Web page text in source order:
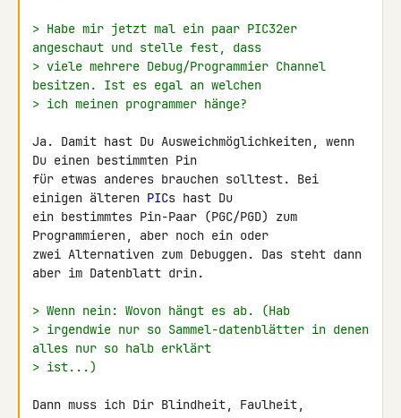
> Habe mir jetzt mal ein paar PIC32er
angeschaut und stelle fest, dass
> viele mehrere Debug/Programmier Channel
besitzen. Ist es egal an welchen
> ich meinen programmer hänge?
Ja. Damit hast Du Ausweichmöglichkeiten, wenn
Du einen bestimmten Pin
für etwas anderes brauchen solltest. Bei
einigen älteren PICs hast Du
ein bestimmtes Pin-Paar (PGC/PGD) zum
Programmieren, aber noch ein oder
zwei Alternativen zum Debuggen. Das steht dann
aber im Datenblatt drin.
> Wenn nein: Wovon hängt es ab. (Hab
> irgendwie nur so Sammel-datenblätter in denen
alles nur so halb erklärt
> ist...)
Dann muss ich Dir Blindheit, Faulheit,